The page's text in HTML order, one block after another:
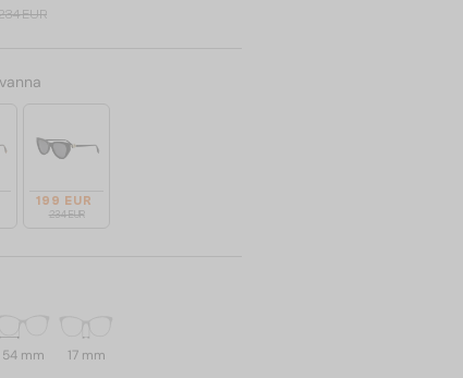
EUR
199 EUR
234 EUR
54 mm 17 mm